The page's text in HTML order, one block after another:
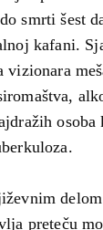
smrti šest
kafani.
vizionara
osoba
preteču